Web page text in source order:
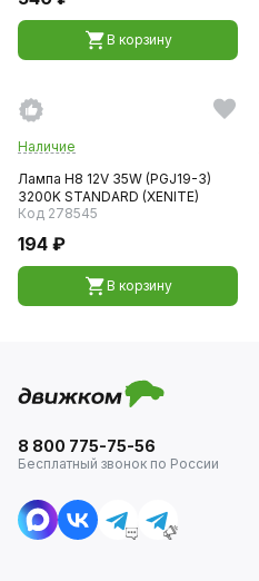
В корзину
Наличие
Лампа H8 12V 35W (PGJ19-3)
3200K STANDARD (XENITE)
Код 278545
194 ₽
В корзину
8 800 775-75-56
Бесплатный звонок по России